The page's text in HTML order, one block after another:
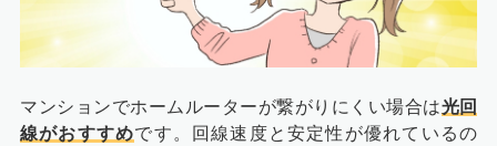
マンションでホームルーターが繋がりにくい場合は光回
線がおすすめです。回線速度と安定性が優れているの